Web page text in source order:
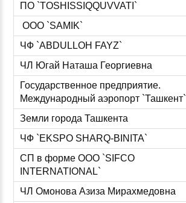
ПО `TOSHISSIQQUVVATI`
ООО `SAMIK`
ЧФ `ABDULLOH FAYZ`
ЧЛ Югай Наташа Георгиевна
Государственное предприятие.
Международный аэропорт `Ташкент`
Земли города Ташкента
ЧФ `EKSPO SHARQ-BINITA`
СП в форме ООО `SIFCO
INTERNATIONAL`
ЧЛ Омонова Азиза Мирахмедовна